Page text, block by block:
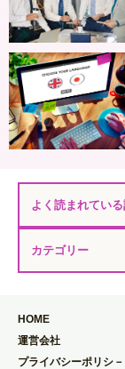
よく読まれてい
カテゴリー
HOME
運営会社
プライバシーポリシ－